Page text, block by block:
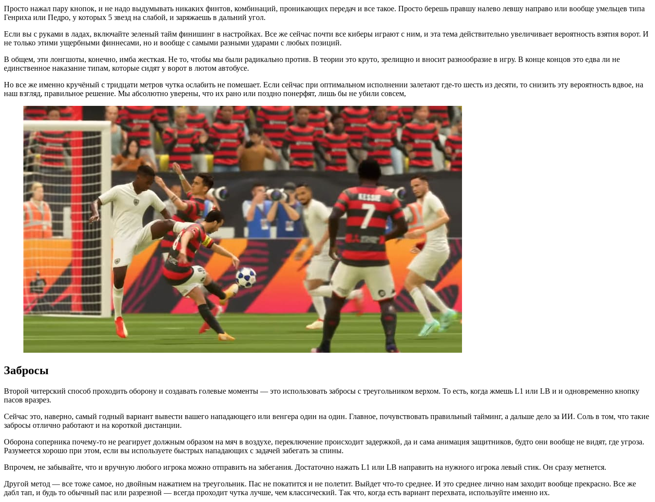
Просто нажал пару кнопок, и не надо выдумывать никаких финтов, комбинаций, проникающих передач и все такое. Просто берешь правшу налево левшу направо или вообще умельцев типа
Генриха или Педро, у которых 5 звезд на слабой, и заряжаешь в дальний угол.
Если вы с руками в ладах, включайте зеленый тайм финишинг в настройках. Все же сейчас почти все киберы играют с ним, и эта тема действительно увеличивает вероятность взятия ворот. И
не только этими ущербными финнесами, но и вообще с самыми разными ударами с любых позиций.
В общем, эти лонгшоты, конечно, имба жесткая. Не то, чтобы мы были радикально против. В теории это круто, зрелищно и вносит разнообразие в игру. В конце концов это едва ли не
единственное наказание типам, которые сидят у ворот в лютом автобусе.
Но все же именно кручёный с тридцати метров чутка ослабить не помешает. Если сейчас при оптимальном исполнении залетают где-то шесть из десяти, то снизить эту вероятность вдвое, на
наш взгляд, правильное решение. Мы абсолютно уверены, что их рано или поздно понерфят, лишь бы не убили совсем,
Забросы
Второй читерский способ проходить оборону и создавать голевые моменты — это использовать забросы с треугольником верхом. То есть, когда жмешь L1 или LB и и одновременно кнопку
пасов вразрез.
Сейчас это, наверно, самый годный вариант вывести вашего нападающего или венгера один на один. Главное, почувствовать правильный тайминг, а дальше дело за ИИ. Соль в том, что такие
забросы отлично работают и на короткой дистанции.
Оборона соперника почему-то не реагирует должным образом на мяч в воздухе, переключение происходит задержкой, да и сама анимация защитников, будто они вообще не видят, где угроза.
Разумеется хорошо при этом, если вы используете быстрых нападающих с задачей забегать за спины.
Впрочем, не забывайте, что и вручную любого игрока можно отправить на забегания. Достаточно нажать L1 или LB направить на нужного игрока левый стик. Он сразу метнется.
Другой метод — все тоже самое, но двойным нажатием на треугольник. Пас не покатится и не полетит. Выйдет что-то среднее. И это среднее лично нам заходит вообще прекрасно. Все же
дабл тап, и будь то обычный пас или разрезной — всегда проходит чутка лучше, чем классический. Так что, когда есть вариант перехвата, используйте именно их.